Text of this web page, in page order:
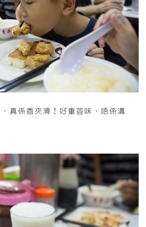
真係香夾滑！好重荳味，唔係溝